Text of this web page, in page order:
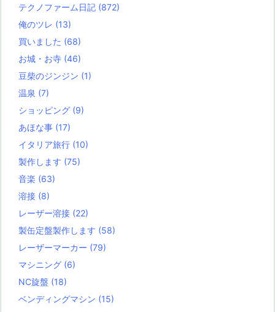
テクノファーム日記 (872)
俺のツレ (13)
買いました (68)
お城・お寺 (46)
豆柴のジンジン (1)
温泉 (7)
ショッピング (9)
あほな事 (17)
イタリア旅行 (10)
製作します (75)
音楽 (63)
溶接 (8)
レーザー溶接 (22)
製缶定盤製作します (58)
レーザーマーカー (79)
マシニング (6)
NC旋盤 (18)
ベンディングマシン (15)